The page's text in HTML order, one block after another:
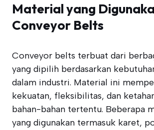
Material yang
Conveyor Belts
Conveyor belts terbuat dari
yang dipilih berdasarkan
dalam industri. Material ini
kekuatan, fleksibilitas, dan
bahan-bahan tertentu. Beberapa
yang digunakan termasuk karet,